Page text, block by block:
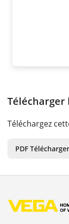
Télécharger
Téléchargez
PDF Télécharger